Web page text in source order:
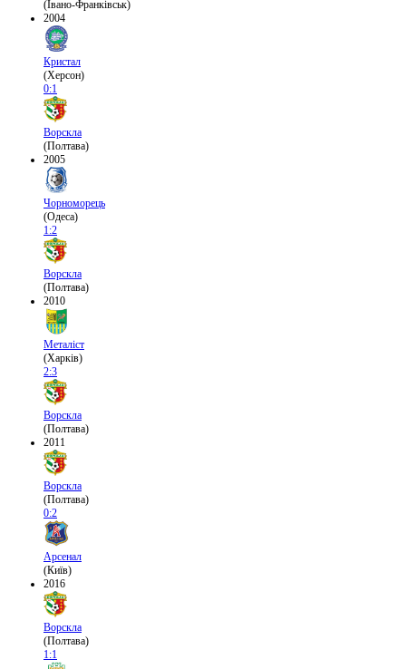
(Івано-Франківськ)
2004
Кристал
(Херсон)
0:1
Ворскла
(Полтава)
2005
Чорноморець
(Одеса)
1:2
Ворскла
(Полтава)
2010
Металіст
(Харків)
2:3
Ворскла
(Полтава)
2011
Ворскла
(Полтава)
0:2
Арсенал
(Київ)
2016
Ворскла
(Полтава)
1:1